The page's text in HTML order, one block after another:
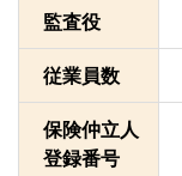
監査役
従業員数
保険仲立人
登録番号